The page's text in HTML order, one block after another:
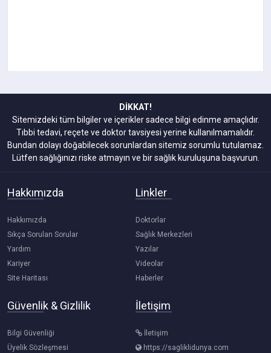
DİKKAT!
Sitemizdeki tüm bilgiler ve içerikler sadece bilgi edinme amaçlıdır.
Tıbbi tedavi, reçete ve doktor tavsiyesi yerine kullanılmamalıdır.
Bundan dolayı doğabilecek sorunlardan sitemiz sorumlu tutulamaz.
Lütfen sağlığınızı riske atmayın ve bir sağlık kuruluşuna başvurun.
Hakkımızda
Hakkımızda
Sıkça Sorulan Sorular
Yardım
Kariyer
Site Haritası
Linkler
Doktorlar
Sağlık Merkezleri
Yazılar
Videolar
Haberler
Güvenlik & Gizlilik
Bilgi Güvenliği
Üyelik Sözleşmesi
İletişim
İletişim
https://sagliklidunya.com